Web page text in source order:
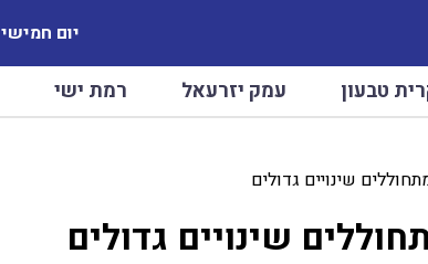
יום חמישי 06.08.26
טבעון עמק יזרעאל רמת ישי